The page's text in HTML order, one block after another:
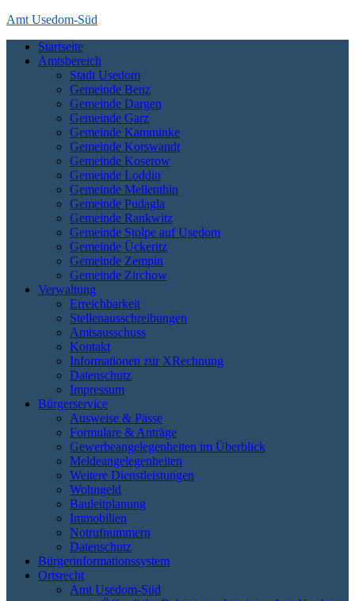
Skip
content
Amt Usedom-Süd
Das Amt Usedom-Süd ist die Verwaltung für einen großen Bereich
auf der Insel Usedom. Es erstreckt sich vom Seebad Zempin im
Nordwesten bis an die polnische Grenze bei Garz und Kamminke im
Osten und die Zecheriner Brücke im Süden der Insel.
Startseite
Amtsbereich
Stadt Usedom
Gemeinde Benz
Gemeinde Dargen
Gemeinde Garz
Gemeinde Kamminke
Gemeinde Korswandt
Gemeinde Koserow
Gemeinde Loddin
Gemeinde Mellenthin
Gemeinde Pudagla
Gemeinde Rankwitz
Gemeinde Stolpe auf Usedom
Gemeinde Ückeritz
Gemeinde Zempin
Gemeinde Zirchow
Verwaltung
Erreichbarkeit
Stellenausschreibungen
Amtsausschuss
Kontakt
Informationen zur XRechnung
Datenschutz
Impressum
Bürgerservice
Ausweise & Pässe
Formulare & Anträge
Gewerbeangelegenheiten im Überblick
Meldeangelegenheiten
Weitere Dienstleistungen
Wohngeld
Bauleitplanung
Immobilien
Notrufnummern
Datenschutz
Bürgerinformationssystem
Ortsrecht
Amt Usedom-Süd